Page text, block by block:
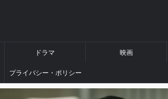
ドラマ 映画
プライバシー・ポリシー